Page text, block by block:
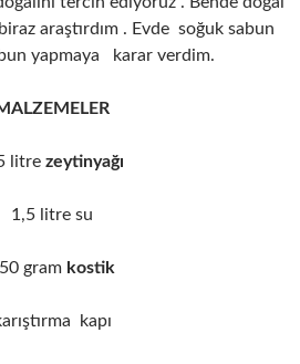
araştırdım . Evde soğuk sabun
yapmaya karar verdim.
litre zeytinyağı
1,5 litre su
gram kostik
kapı